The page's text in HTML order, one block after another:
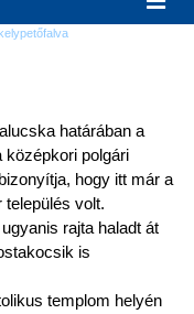
határában a
középkori polgári
hogy itt már a
volt.
rajta haladt át
is
templom helyén